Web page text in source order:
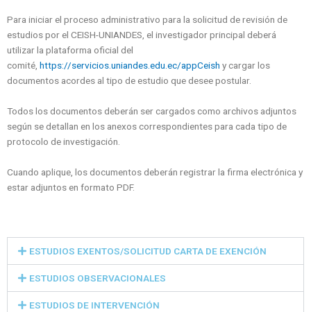
Para iniciar el proceso administrativo para la solicitud de revisión de
estudios por el CEISH-UNIANDES, el investigador principal deberá
utilizar la plataforma oficial del
comité, https://servicios.uniandes.edu.ec/appCeish y cargar los
documentos acordes al tipo de estudio que desee postular.
Todos los documentos deberán ser cargados como archivos adjuntos
según se detallan en los anexos correspondientes para cada tipo de
protocolo de investigación.
Cuando aplique, los documentos deberán registrar la firma electrónica y
estar adjuntos en formato PDF.
ESTUDIOS EXENTOS/SOLICITUD CARTA DE EXENCIÓN
ESTUDIOS OBSERVACIONALES
ESTUDIOS DE INTERVENCIÓN